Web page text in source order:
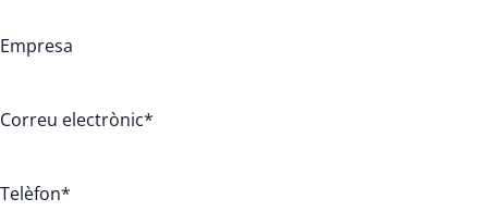
Empresa
Correu electrònic*
Telèfon*